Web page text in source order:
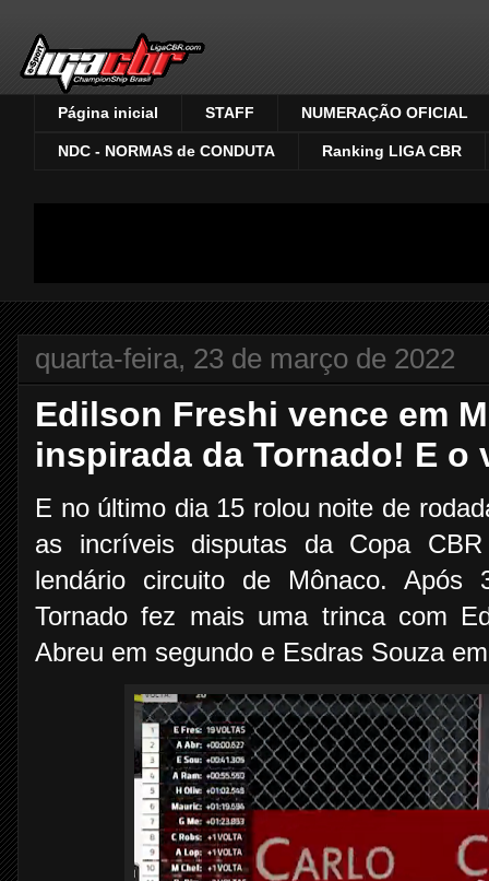
Página inicial STAFF NUMERAÇÃO OFICIAL
NDC - NORMAS de CONDUTA Ranking LIGA CBR
quarta-feira, 23 de março de 2022
Edilson Freshi vence em
inspirada da Tornado! E o
E no último dia 15 rolou noite de
as incríveis disputas da Copa
lendário circuito de Mônaco.
Tornado fez mais uma trinca com
Abreu em segundo e Esdras Souza